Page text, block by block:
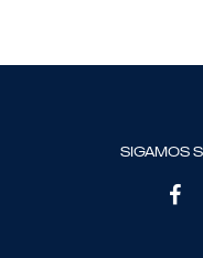
sigamos